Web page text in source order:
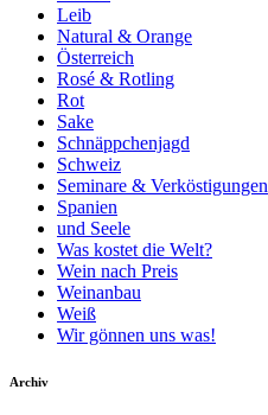
Leib
Natural & Orange
Österreich
Rosé & Rotling
Rot
Sake
Schnäppchenjagd
Schweiz
Seminare & Verköstigungen
Spanien
und Seele
Was kostet die Welt?
Wein nach Preis
Weinanbau
Weiß
Wir gönnen uns was!
Archiv